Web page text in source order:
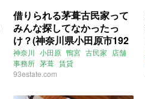
借りられる茅葺古民家って
みんな探してなかったっ
け？(神奈川県小田原市192
㎡の賃貸物件)
神奈川 小田原 鴨宮 古民家
店舗
事務所 茅葺 賃貸
93estate.com